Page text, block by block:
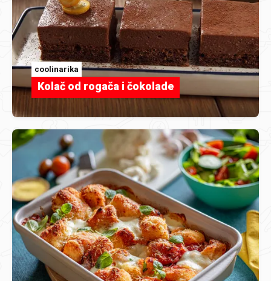
coolinarika
Kolač od rogača i čokolade